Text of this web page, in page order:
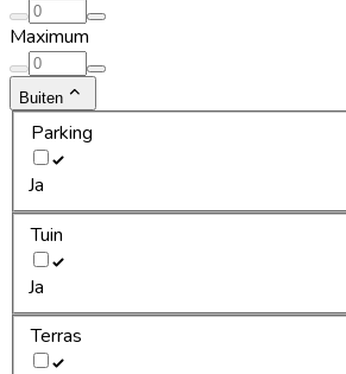
Maximum
Buiten
Parking
Ja
Tuin
Ja
Terras